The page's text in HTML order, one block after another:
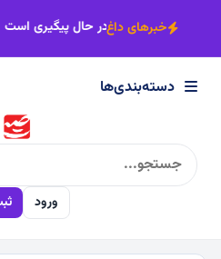
×
دسته‌بندی‌ها
سیاسی
خبرهای داغ آخر صفر اقدامات حفاظتی حمام
دسته‌بندی‌ها
ورود